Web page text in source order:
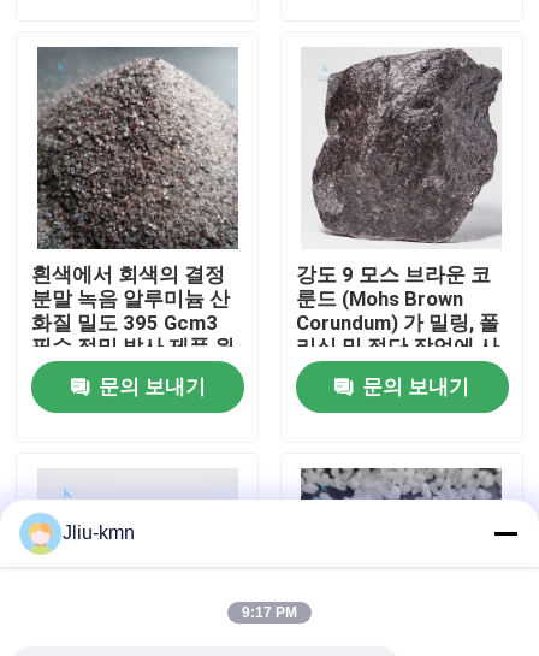
우리 에 관한 것
공장 투어
품질 관리
저희와 연락
뉴스
사건
VR
흰색에서 회색의 결정
분말 녹음 알루미늄 산
화질 밀도 395 Gcm3
필수 정밀 발사 제품 원
자재
문의 보내기
강도 9 모스 브라운 코
룬드 (Mohs Brown
Corundum) 가 밀링, 폴
리싱 및 절단 작업에 사
용되는 높은 전기 저항
성을 특징으로합니다.
문의 보내기
Jliu-kmn
9:17 PM